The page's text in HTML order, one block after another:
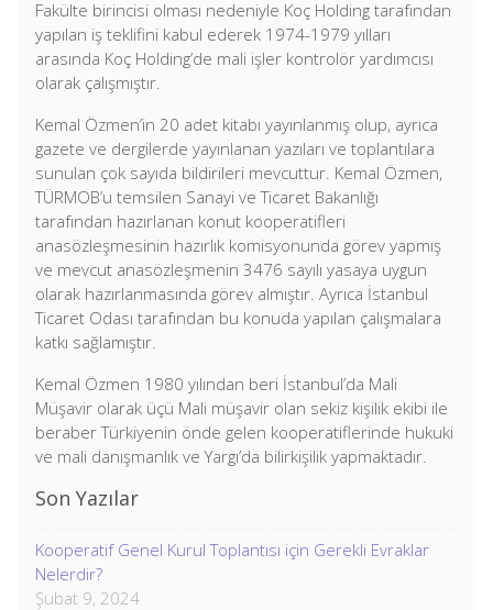
Fakülte birincisi olması nedeniyle Koç Holding tarafından
yapılan iş teklifini kabul ederek 1974-1979 yılları
arasında Koç Holding’de mali işler kontrolör yardımcısı
olarak çalışmıştır.
Kemal Özmen’in 20 adet kitabı yayınlanmış olup, ayrıca
gazete ve dergilerde yayınlanan yazıları ve toplantılara
sunulan çok sayıda bildirileri mevcuttur. Kemal Özmen,
TÜRMOB’u temsilen Sanayi ve Ticaret Bakanlığı
tarafından hazırlanan konut kooperatifleri
anasözleşmesinin hazırlık komisyonunda görev yapmış
ve mevcut anasözleşmenin 3476 sayılı yasaya uygun
olarak hazırlanmasında görev almıştır. Ayrıca İstanbul
Ticaret Odası tarafından bu konuda yapılan çalışmalara
katkı sağlamıştır.
Kemal Özmen 1980 yılından beri İstanbul’da Mali
Müşavir olarak üçü Mali müşavir olan sekiz kişilik ekibi ile
beraber Türkiyenin önde gelen kooperatiflerinde hukuki
ve mali danışmanlık ve Yargı’da bilirkişilik yapmaktadır.
Son Yazılar
Kooperatif Genel Kurul Toplantısı için Gerekli Evraklar
Nelerdir?
Şubat 9, 2024